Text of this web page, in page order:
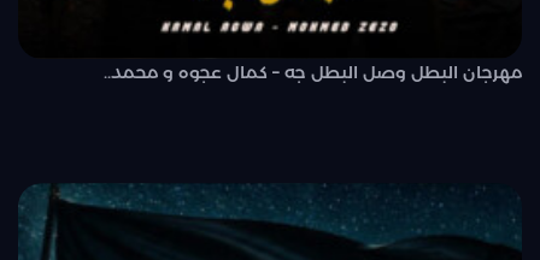
مهرجان البطل وصل البطل جه – كمال عجوه و محمد..